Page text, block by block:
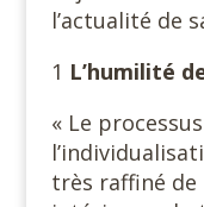
l’actualité de
1 L’humilité
« Le
très raffiné de